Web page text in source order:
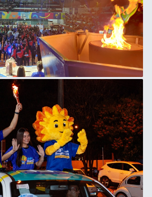
08/06/2026
A secretária estadual de Esportes,
Cláudia Carletto, envia a sua mensagem
ao povo penapolense